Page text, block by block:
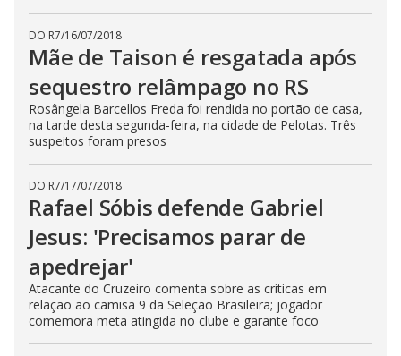
DO R7/16/07/2018
Mãe de Taison é resgatada após
sequestro relâmpago no RS
Rosângela Barcellos Freda foi rendida no portão de casa,
na tarde desta segunda-feira, na cidade de Pelotas. Três
suspeitos foram presos
DO R7/17/07/2018
Rafael Sóbis defende Gabriel
Jesus: 'Precisamos parar de
apedrejar'
Atacante do Cruzeiro comenta sobre as críticas em
relação ao camisa 9 da Seleção Brasileira; jogador
comemora meta atingida no clube e garante foco